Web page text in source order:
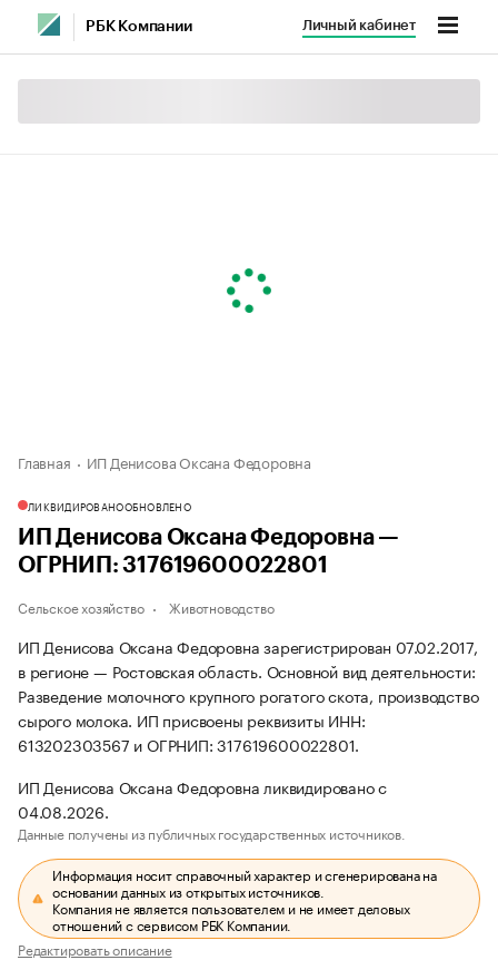
РБК Компании Личный кабинет
Главная ИП Денисова Оксана Федоровна
ЛИКВИДИРОВАНООБНОВЛЕНО
ИП Денисова Оксана Федоровна —
ОГРНИП: 317619600022801
Сельское хозяйство Животноводство
ИП Денисова Оксана Федоровна зарегистрирован 07.02.2017,
в регионе — Ростовская область. Основной вид деятельности:
Разведение молочного крупного рогатого скота, производство
сырого молока. ИП присвоены реквизиты ИНН:
613202303567 и ОГРНИП: 317619600022801.
ИП Денисова Оксана Федоровна ликвидировано с
04.08.2026.
Данные получены из публичных государственных источников.
Информация носит справочный характер и сгенерирована на
основании данных из открытых источников.
Компания не является пользователем и не имеет деловых
отношений с сервисом РБК Компании.
Редактировать описание